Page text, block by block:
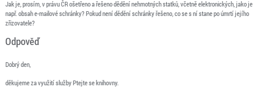
Jak je, prosím, v právu ČR ošetřeno a řešeno dědění nehmotných statků, včetně elektronických, jako je
např. obsah e-mailové schránky? Pokud není dědění schránky řešeno, co se s ní stane po úmrtí jejího
zřizovatele?
Odpověď
Dobrý den,
děkujeme za využití služby Ptejte se knihovny.